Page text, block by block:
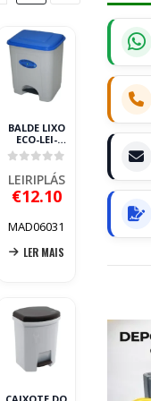
BALDE LIXO
ECO-LEI-
35L400435AZ
LEIRIPLÁS
out of 5
LEIRIPLÁS
€12.10
MAD06031
LER MAIS